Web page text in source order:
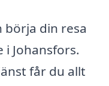
börja din resa
Johansfors.
får du allt